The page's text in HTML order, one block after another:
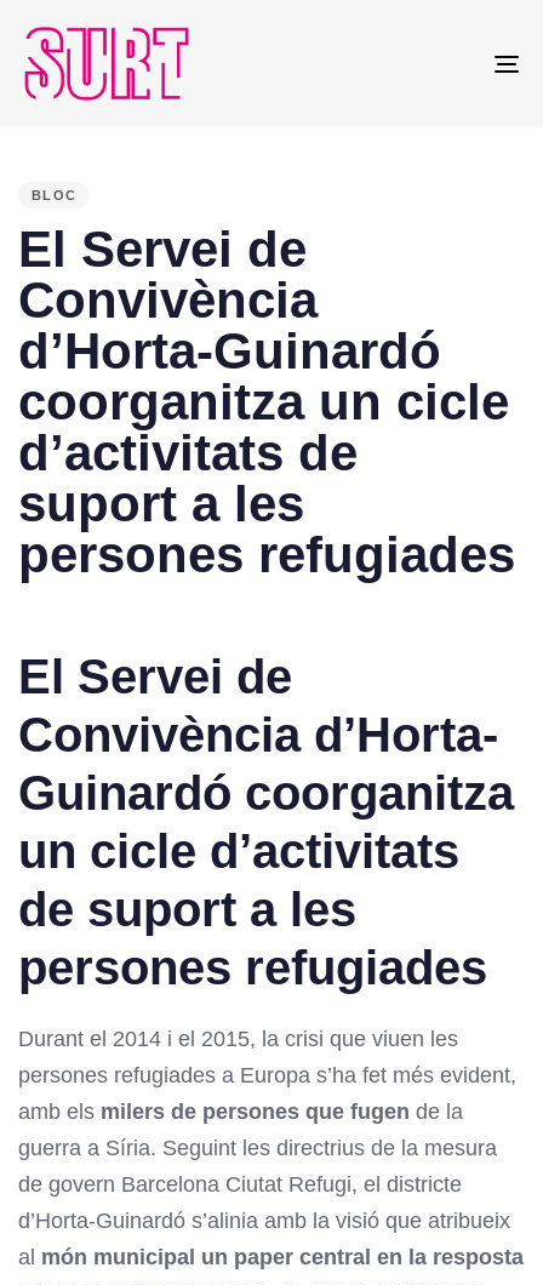
BLOC
El Servei de
Convivència
d’Horta-Guinardó
coorganitza un cicle
d’activitats de
suport a les
persones refugiades
El Servei de
Convivència d’Horta-
Guinardó coorganitza
un cicle d’activitats
de suport a les
persones refugiades
Durant el 2014 i el 2015, la crisi que viuen les
persones refugiades a Europa s’ha fet més evident,
amb els milers de persones que fugen de la
guerra a Síria. Seguint les directrius de la mesura
de govern Barcelona Ciutat Refugi, el districte
d’Horta-Guinardó s’alinia amb la visió que atribueix
al món municipal un paper central en la resposta